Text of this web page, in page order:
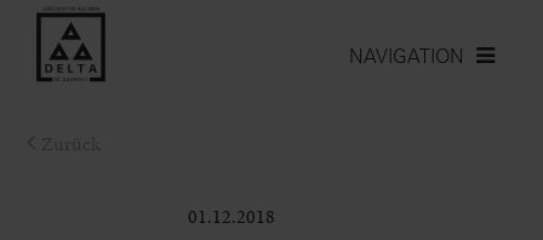
NAVIGATION
01.12.2018